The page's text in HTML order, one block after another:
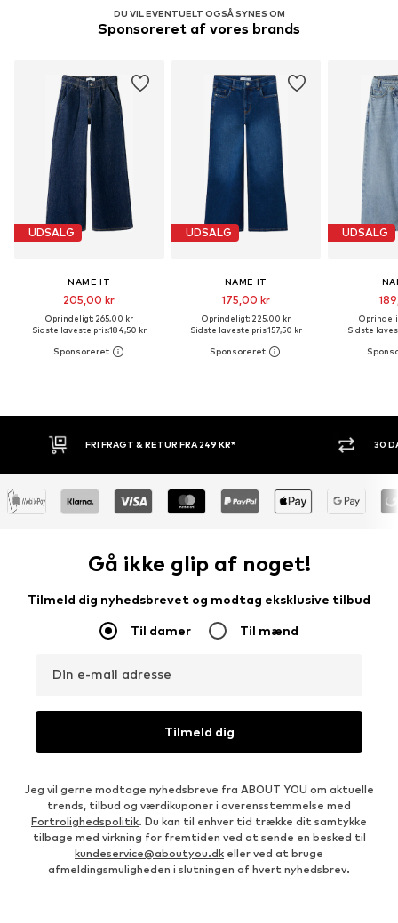
DU VIL EVENTUELT OGSÅ SYNES OM
Sponsoreret af vores brands
UDSALG
NAME IT
205,00 kr
Oprindeligt: 265,00 kr
Sidste laveste pris:184,50 kr
UDSALG
NAME IT
175,00 kr
Oprindeligt: 225,00 kr
Sidste laveste pris:157,50 kr
UDSALG
Sidste
RETUR FRA 249 KR* 30 DAGES RETURRET
Gå ikke glip af noget!
Tilmeld dig nyhedsbrevet og modtag eksklusive tilbud
Til damer Til mænd
Din e-mail adresse
Tilmeld dig
Jeg vil gerne modtage nyhedsbreve fra ABOUT YOU om aktuelle
trends, tilbud og værdikuponer i overensstemmelse med
Fortrolighedspolitik. Du kan til enhver tid trække dit samtykke
tilbage med virkning for fremtiden ved at sende en besked til
kundeservice@aboutyou.dk eller ved at bruge
afmeldingsmuligheden i slutningen af hvert nyhedsbrev.